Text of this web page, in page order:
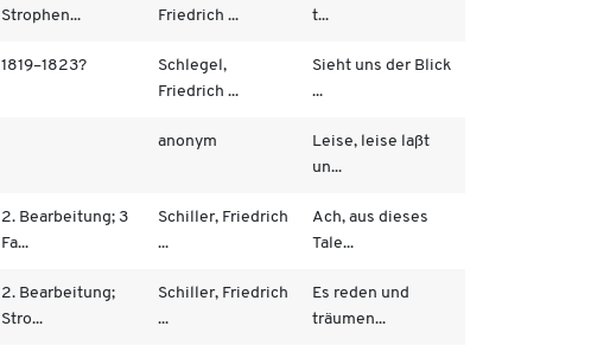
Strophen...
Friedrich ...
t...
1819–1823?
Schlegel,
Friedrich ...
Sieht uns der Blick
...
anonym
Leise, leise laßt
un...
2. Bearbeitung; 3
Fa...
Schiller, Friedrich
...
Ach, aus dieses
Tale...
2. Bearbeitung;
Stro...
Schiller, Friedrich
...
Es reden und
träumen...